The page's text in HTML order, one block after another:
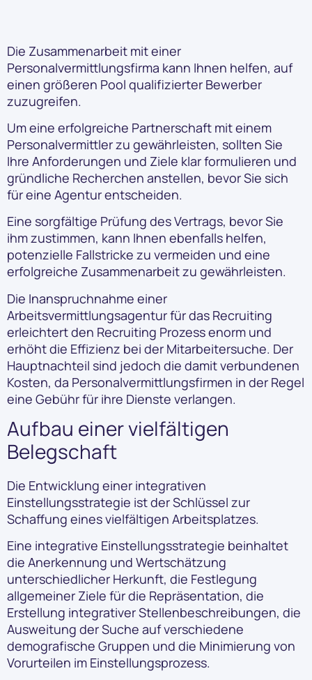
Die Zusammenarbeit mit einer
Personalvermittlungsfirma kann Ihnen helfen, auf
einen größeren Pool qualifizierter Bewerber
zuzugreifen.
Um eine erfolgreiche Partnerschaft mit einem
Personalvermittler zu gewährleisten, sollten Sie
Ihre Anforderungen und Ziele klar formulieren und
gründliche Recherchen anstellen, bevor Sie sich
für eine Agentur entscheiden.
Eine sorgfältige Prüfung des Vertrags, bevor Sie
ihm zustimmen, kann Ihnen ebenfalls helfen,
potenzielle Fallstricke zu vermeiden und eine
erfolgreiche Zusammenarbeit zu gewährleisten.
Die Inanspruchnahme einer
Arbeitsvermittlungsagentur für das Recruiting
erleichtert den Recruiting Prozess enorm und
erhöht die Effizienz bei der Mitarbeitersuche. Der
Hauptnachteil sind jedoch die damit verbundenen
Kosten, da Personalvermittlungsfirmen in der Regel
eine Gebühr für ihre Dienste verlangen.
Aufbau einer vielfältigen
Belegschaft
Die Entwicklung einer integrativen
Einstellungsstrategie ist der Schlüssel zur
Schaffung eines vielfältigen Arbeitsplatzes.
Eine integrative Einstellungsstrategie beinhaltet
die Anerkennung und Wertschätzung
unterschiedlicher Herkunft, die Festlegung
allgemeiner Ziele für die Repräsentation, die
Erstellung integrativer Stellenbeschreibungen, die
Ausweitung der Suche auf verschiedene
demografische Gruppen und die Minimierung von
Vorurteilen im Einstellungsprozess.